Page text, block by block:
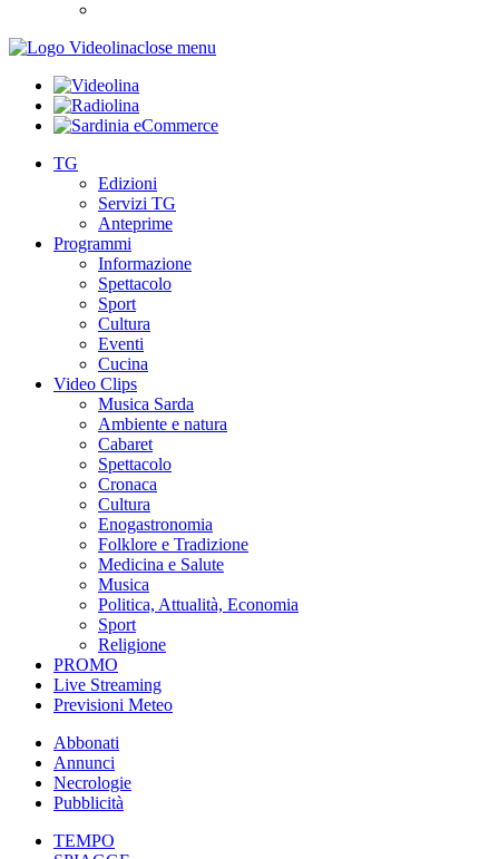
close menu
TG
Edizioni
Servizi TG
Anteprime
Programmi
Informazione
Spettacolo
Sport
Cultura
Eventi
Cucina
Video Clips
Musica Sarda
Ambiente e natura
Cabaret
Spettacolo
Cronaca
Cultura
Enogastronomia
Folklore e Tradizione
Medicina e Salute
Musica
Politica, Attualità, Economia
Sport
Religione
PROMO
Live Streaming
Previsioni Meteo
Abbonati
Annunci
Necrologie
Pubblicità
TEMPO